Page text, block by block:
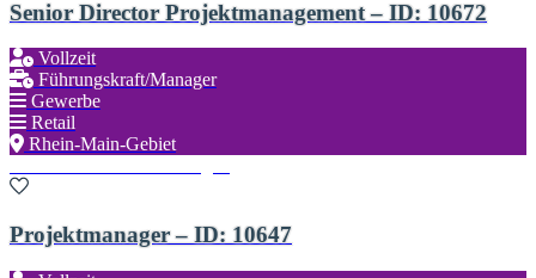
Senior Director Projektmanagement – ID: 10672
Vollzeit
Führungskraft/Manager
Gewerbe
Retail
Rhein-Main-Gebiet
Projektmanager – ID: 10647